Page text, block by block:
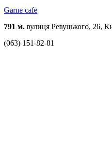
Garne cafe
791 м. вулиця Ревуцького, 26,
(063) 151-82-81